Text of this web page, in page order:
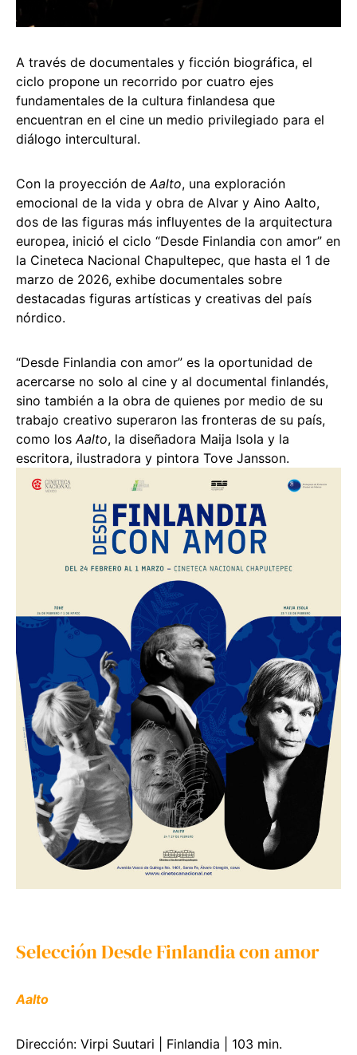
A través de documentales y ficción biográfica, el
ciclo propone un recorrido por cuatro ejes
fundamentales de la cultura finlandesa que
encuentran en el cine un medio privilegiado para el
diálogo intercultural.
Con la proyección de Aalto, una exploración
emocional de la vida y obra de Alvar y Aino Aalto,
dos de las figuras más influyentes de la arquitectura
europea, inició el ciclo “Desde Finlandia con amor” en
la Cineteca Nacional Chapultepec, que hasta el 1 de
marzo de 2026, exhibe documentales sobre
destacadas figuras artísticas y creativas del país
nórdico.
“Desde Finlandia con amor” es la oportunidad de
acercarse no solo al cine y al documental finlandés,
sino también a la obra de quienes por medio de su
trabajo creativo superaron las fronteras de su país,
como los Aalto, la diseñadora Maija Isola y la
escritora, ilustradora y pintora Tove Jansson.
Selección Desde Finlandia con amor
Aalto
Dirección: Virpi Suutari | Finlandia | 103 min.